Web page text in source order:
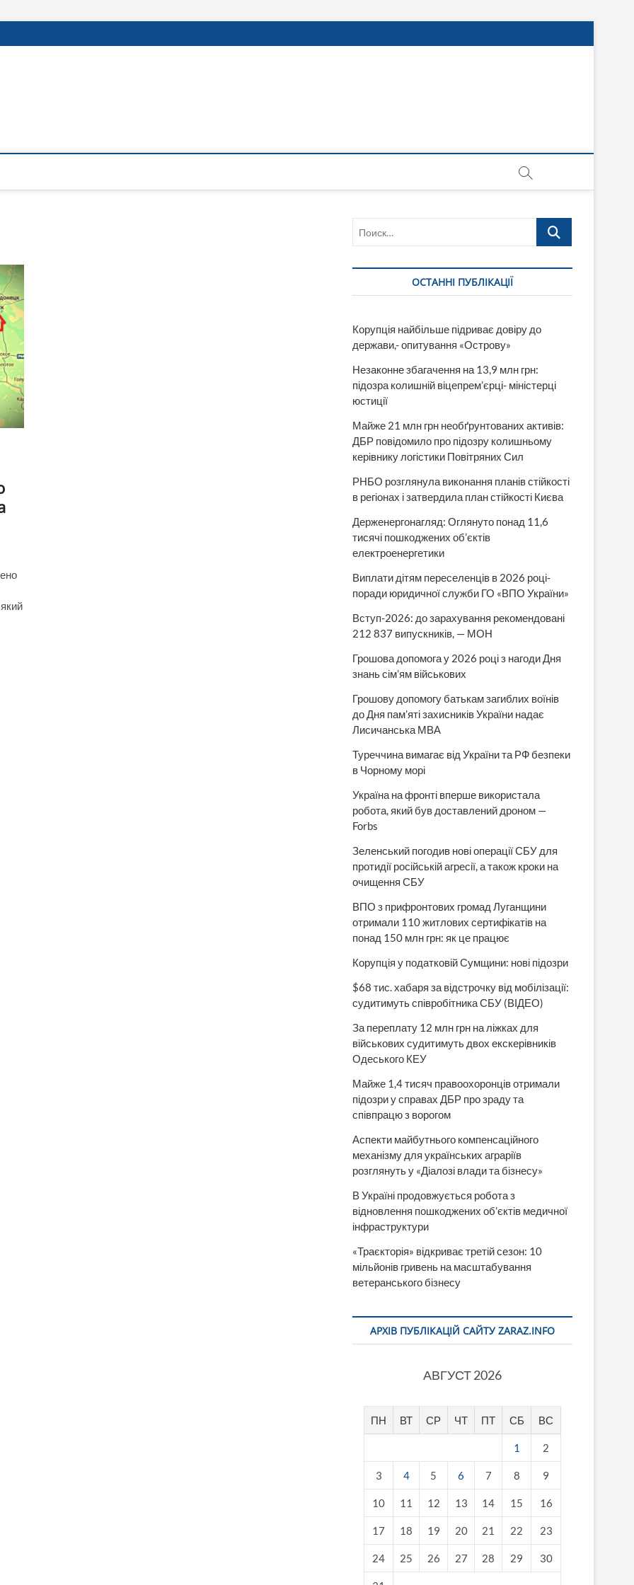
Поиск…
ОСТАННІ ПУБЛІКАЦІЇ
Корупція найбільше підриває довіру до
держави,- опитування «Острову»
Незаконне збагачення на 13,9 млн грн:
підозра колишній віцепрем’єрці- міністерці
юстиції
Майже 21 млн грн необґрунтованих активів:
ДБР повідомило про підозру колишньому
керівнику логістики Повітряних Сил
РНБО розглянула виконання планів стійкості
в регіонах і затвердила план стійкості Києва
Держенергонагляд: Оглянуто понад 11,6
тисячі пошкоджених об’єктів
електроенергетики
Виплати дітям переселенців в 2026 році-
поради юридичної служби ГО «ВПО України»
Вступ-2026: до зарахування рекомендовані
212 837 випускників, — МОН
Грошова допомога у 2026 році з нагоди Дня
знань сім’ям військових
Грошову допомогу батькам загиблих воїнів
до Дня пам’яті захисників України надає
Лисичанська МВА
Туреччина вимагає від України та РФ безпеки
в Чорному морі
Україна на фронті вперше використала
робота, який був доставлений дроном —
Forbs
Зеленський погодив нові операції СБУ для
протидії російській агресії, а також кроки на
очищення СБУ
ВПО з прифронтових громад Луганщини
отримали 110 житлових сертифікатів на
понад 150 млн грн: як це працює
Корупція у податковій Сумщини: нові підозри
$68 тис. хабаря за відстрочку від мобілізації:
судитимуть співробітника СБУ (ВІДЕО)
За переплату 12 млн грн на ліжках для
військових судитимуть двох екскерівників
Одеського КЕУ
Майже 1,4 тисяч правоохоронців отримали
підозри у справах ДБР про зраду та
співпрацю з ворогом
Аспекти майбутнього компенсаційного
механізму для українських аграріїв
розглянуть у «Діалозі влади та бізнесу»
В Україні продовжується робота з
відновлення пошкоджених об’єктів медичної
інфраструктури
«Траєкторія» відкриває третій сезон: 10
мільйонів гривень на масштабування
ветеранського бізнесу
АРХІВ ПУБЛІКАЦІЙ САЙТУ ZARAZ.INFO
АВГУСТ 2026
ПН ВТ СР ЧТ ПТ СБ ВС
1 2
3 4 5 6 7 8 9
10 11 12 13 14 15 16
17 18 19 20 21 22 23
24 25 26 27 28 29 30